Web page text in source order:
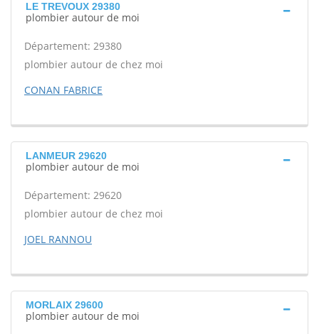
LE TREVOUX 29380
plombier autour de moi
Département: 29380
plombier autour de chez moi
CONAN FABRICE
LANMEUR 29620
plombier autour de moi
Département: 29620
plombier autour de chez moi
JOEL RANNOU
MORLAIX 29600
plombier autour de moi